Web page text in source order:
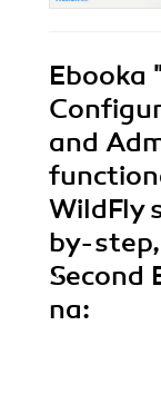
Ebooka
and
WildFly
by-
Second
na: